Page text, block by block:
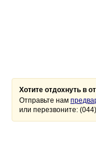
Хотите отдохнуть в
Отправьте нам
или перезвоните: